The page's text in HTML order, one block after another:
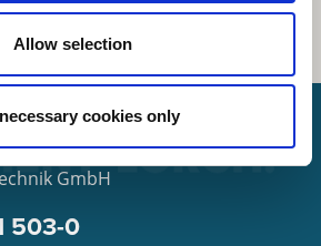
Allow selection
cookies only
GmbH
503-0